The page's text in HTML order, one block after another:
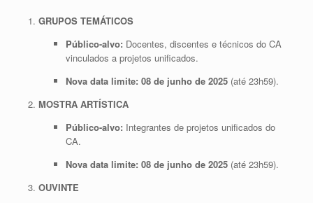
GRUPOS TEMÁTICOS
Público-alvo: Docentes, discentes e técnicos do CA
vinculados a projetos unificados.
Nova data limite: 08 de junho de 2025(até 23h59).
MOSTRA ARTÍSTICA
Público-alvo: Integrantes de projetos unificados do
CA.
Nova data limite: 08 de junho de 2025(até 23h59).
OUVINTE